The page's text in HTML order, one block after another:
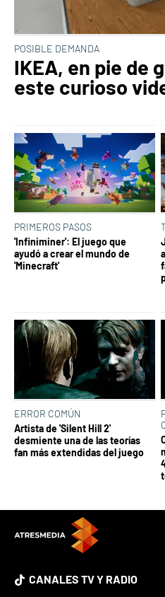
POSIBLE DEMANDA
IKEA, en pie de
este curioso
PRIMEROS PASOS
'Infiniminer': El juego que
ayudó a crear el mundo de
'Minecraft'
ERROR COMÚN
Artista de 'Silent Hill 2'
desmiente una de las teorías
fan más extendidas del juego
CANALES TV Y RADIO